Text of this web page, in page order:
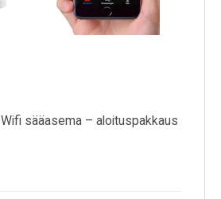
sääasema – aloituspakkaus